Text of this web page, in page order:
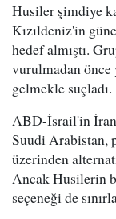
Husiler şimdiye
Kızıldeniz'in
hedef almıştı.
vurulmadan önce
gelmekle suçladı.
ABD-İsrail'in
Suudi Arabistan,
üzerinden
Ancak Husilerin
seçeneği de